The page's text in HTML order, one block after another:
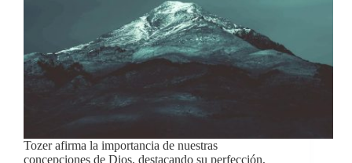
Tozer afirma la importancia de nuestras
concepciones de Dios, destacando su perfección,